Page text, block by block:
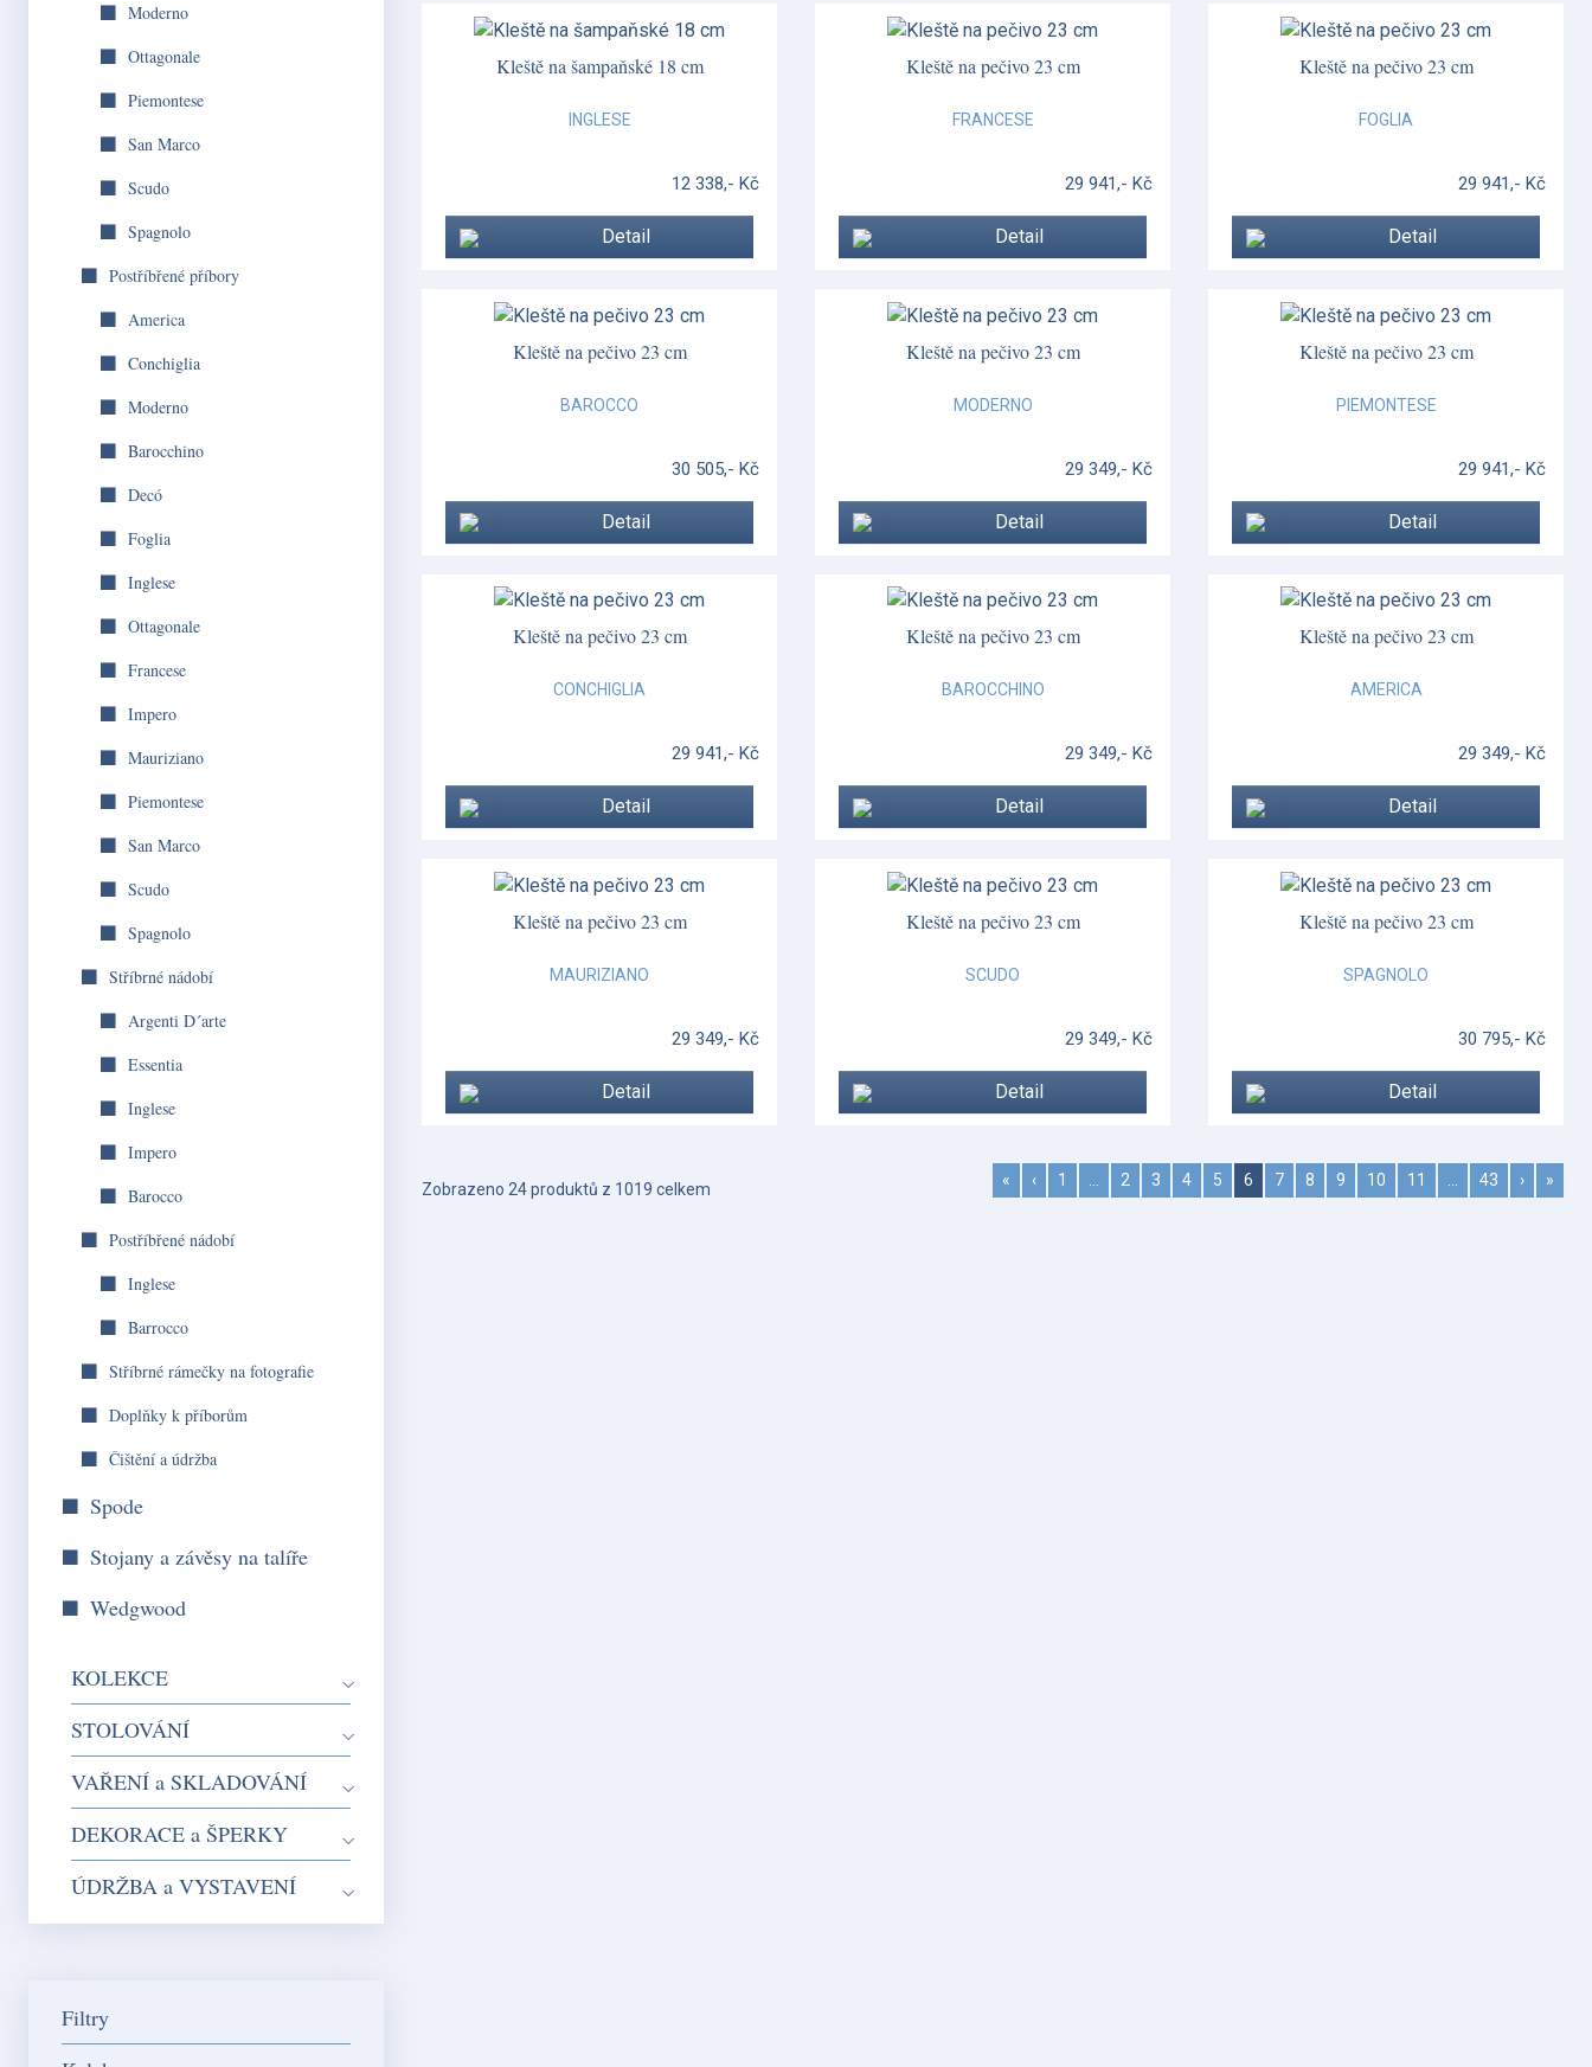
Kleště na šampaňské 18 cm
INGLESE
12 338,- Kč
Detail
Kleště na pečivo 23 cm
FRANCESE
29 941,- Kč
Detail
Kleště na pečivo 23 cm
FOGLIA
29 941,- Kč
Detail
Kleště na pečivo 23 cm
BAROCCO
30 505,- Kč
Detail
Kleště na pečivo 23 cm
MODERNO
29 349,- Kč
Detail
Kleště na pečivo 23 cm
PIEMONTESE
29 941,- Kč
Detail
Kleště na pečivo 23 cm
CONCHIGLIA
29 941,- Kč
Detail
Kleště na pečivo 23 cm
BAROCCHINO
29 349,- Kč
Detail
Kleště na pečivo 23 cm
AMERICA
29 349,- Kč
Detail
Kleště na pečivo 23 cm
MAURIZIANO
29 349,- Kč
Detail
Kleště na pečivo 23 cm
SCUDO
29 349,- Kč
Detail
Kleště na pečivo 23 cm
SPAGNOLO
30 795,- Kč
Detail
Zobrazeno 24 produktů z 1019 celkem « ‹ 1 2 3 4 5 6 7 8 9 10 11 43 › »
Moderno
Ottagonale
Piemontese
San Marco
Scudo
Spagnolo
Postříbřené příbory
America
Conchiglia
Moderno
Barocchino
Decó
Foglia
Inglese
Ottagonale
Francese
Impero
Mauriziano
Piemontese
San Marco
Scudo
Spagnolo
Stříbrné nádobí
Argenti D´arte
Essentia
Inglese
Impero
Barocco
Postříbřené nádobí
Inglese
Barrocco
Stříbrné rámečky na fotografie
Doplňky k příborům
Čištění a údržba
Spode
Stojany a závěsy na talíře
Wedgwood
KOLEKCE
STOLOVÁNÍ
VAŘENÍ a SKLADOVÁNÍ
DEKORACE a ŠPERKY
ÚDRŽBA a VYSTAVENÍ
Filtry